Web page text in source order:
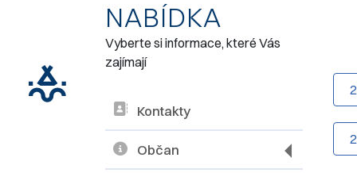
NABÍDKA
Vyberte si informace, které Vás
zajímají
Kontakty
Občan